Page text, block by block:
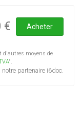
de procéder, et,
€ Acheter
d'autres moyens de
".
partenaire i6doc.